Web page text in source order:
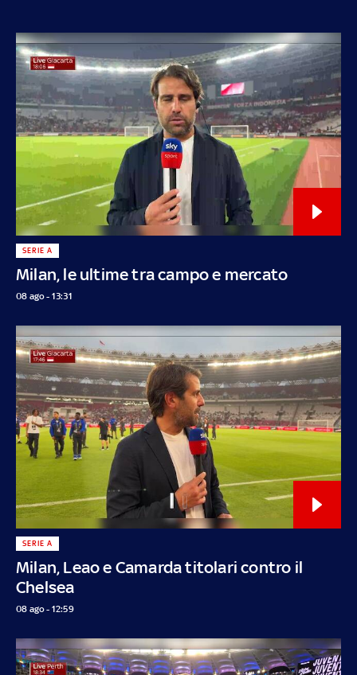
Milan, le ultime tra campo e mercato
SERIE A
08 ago - 13:31
Milan, Leao e Camarda titolari contro il
Chelsea
SERIE A
08 ago - 12:59